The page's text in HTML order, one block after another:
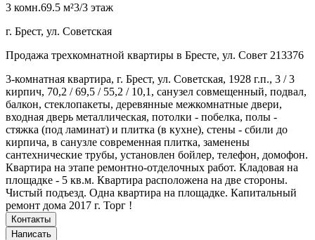
3 комн.69.5 м²3/3 этаж
г. Брест, ул. Советская
Продажа трехкомнатной квартиры в Бресте, ул. Совет 213376
3-комнатная квартира, г. Брест, ул. Советская, 1928 г.п., 3 / 3
кирпич, 70,2 / 69,5 / 55,2 / 10,1, санузел совмещенный, подвал,
балкон, стеклопакеты, деревянные межкомнатные двери,
входная дверь металлическая, потолки - побелка, полы -
стяжка (под ламинат) и плитка (в кухне), стены - сбили до
кирпича, в санузле современная плитка, заменены
сантехнические трубы, установлен бойлер, телефон, домофон.
Квартира на этапе ремонтно-отделочных работ. Кладовая на
площадке - 5 кв.м. Квартира расположена на две стороны.
Чистый подъезд. Одна квартира на площадке. Капитальный
ремонт дома 2017 г. Торг !
Контакты
Написать